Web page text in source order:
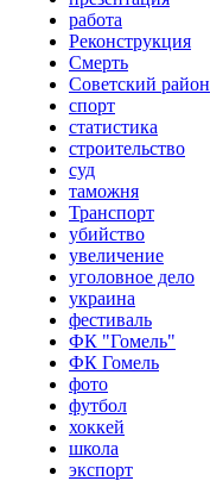
работа
Реконструкция
Смерть
Советский район
спорт
статистика
строительство
суд
таможня
Транспорт
убийство
увеличение
уголовное дело
украина
фестиваль
ФК "Гомель"
ФК Гомель
фото
футбол
хоккей
школа
экспорт